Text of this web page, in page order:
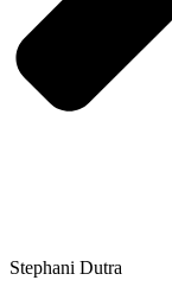
Stephani Dutra